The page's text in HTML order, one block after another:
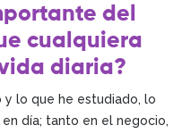
del
cualquiera
diaria?
y lo que he estudiado, lo
día; tanto en el negocio,